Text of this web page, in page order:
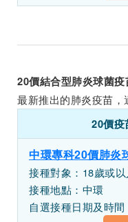
20價結合型肺炎球菌
最新推出的肺炎疫苗，
20價疫
中環專科20價肺炎
接種對象：18歲或
接種地點：中環
自選接種日期及時間